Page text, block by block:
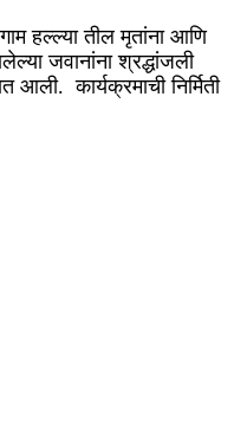
हल्ल्या तील मृतांना आणि
जवानांना श्रद्धांजली
कार्यक्रमाची निर्मिती